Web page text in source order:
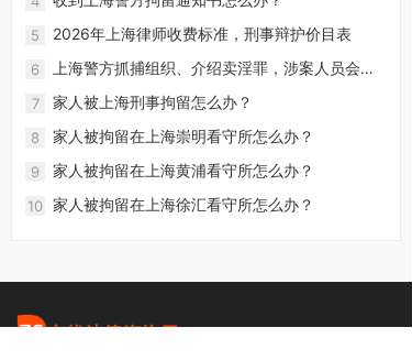
5 2026年上海律师收费标准，刑事辩护价目表
6
上海警方抓捕组织、介绍卖淫罪，涉案人员会怎
么判？
7 家人被上海刑事拘留怎么办？
8 家人被拘留在上海崇明看守所怎么办？
9 家人被拘留在上海黄浦看守所怎么办？
10 家人被拘留在上海徐汇看守所怎么办？